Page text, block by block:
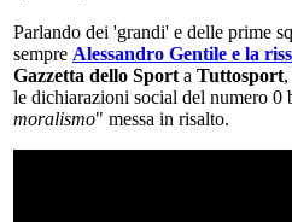
Parlando dei 'grandi' e delle prime
sempre Alessandro Gentile e la
Gazzetta dello Sport a Tuttosport
le dichiarazioni social del numero 0
moralismo" messa in risalto.